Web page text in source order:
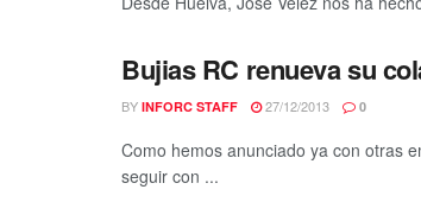
Bujias RC renueva su
BY INFORC STAFF 27/12/2013 0
Como hemos anunciado ya con otras
seguir con ...